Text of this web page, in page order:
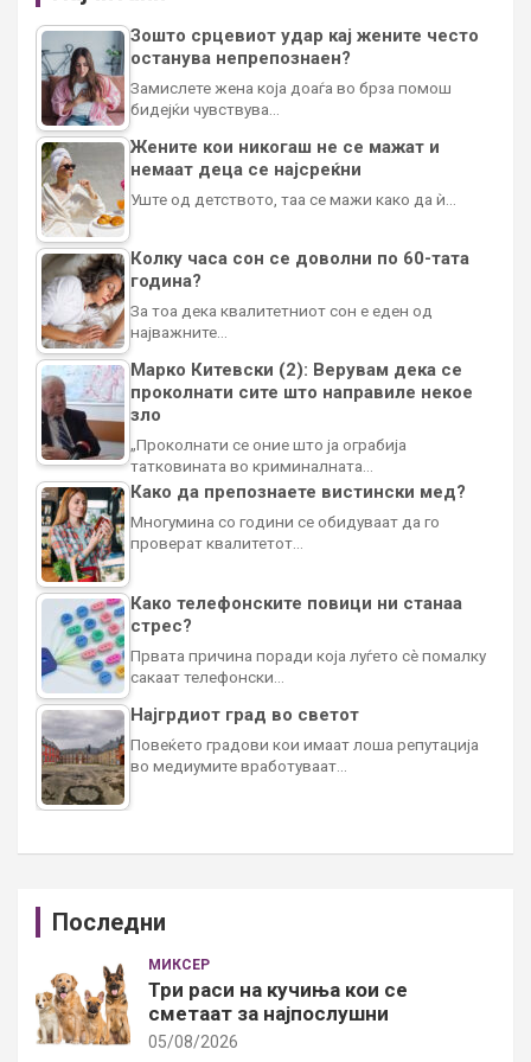
Зошто срцевиот удар кај жените често
останува непрепознаен?
Замислете жена која доаѓа во брза помош
бидејќи чувствува…
Жените кои никогаш не се мажат и
немаат деца се најсреќни
Уште од детството, таа се мажи како да ѝ…
Колку часа сон се доволни по 60-тата
година?
За тоа дека квалитетниот сон е еден од
најважните…
Марко Китевски (2): Верувам дека се
проколнати сите што направиле некое
зло
„Проколнати се оние што ја ограбија
татковината во криминалната…
Како да препознаете вистински мед?
Многумина со години се обидуваат да го
проверат квалитетот…
Како телефонските повици ни станаа
стрес?
Првата причина поради која луѓето сè помалку
сакаат телефонски…
Најгрдиот град во светот
Повеќето градови кои имаат лоша репутација
во медиумите вработуваат…
Последни
МИКСЕР
Три раси на кучиња кои се
сметаат за најпослушни
05/08/2026